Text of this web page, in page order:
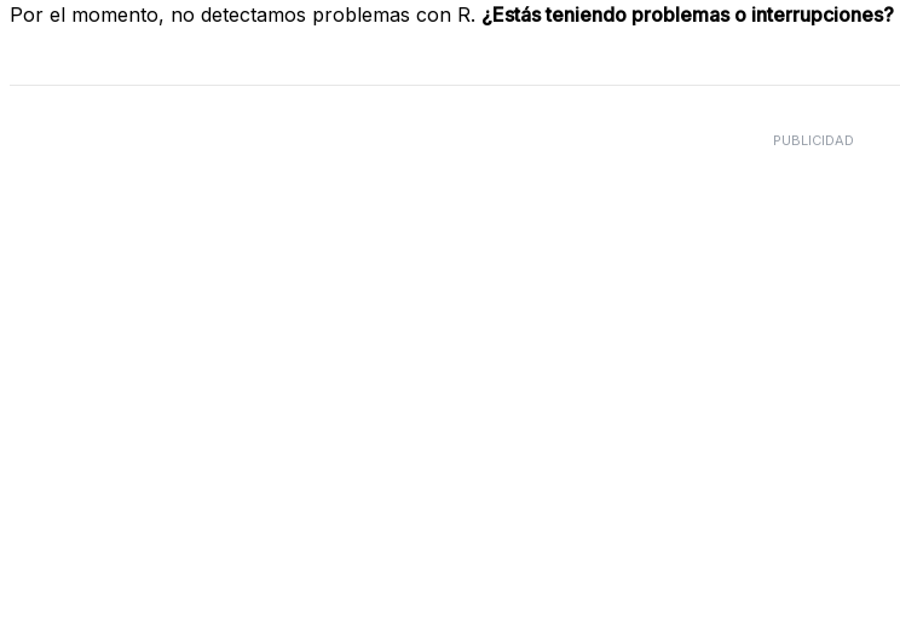
Por el momento, no detectamos problemas con R. ¿Estás teniendo problemas o interrupciones?
PUBLICIDAD